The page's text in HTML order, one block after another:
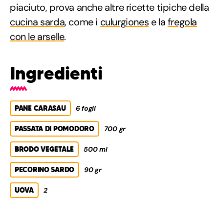
piaciuto, prova anche altre ricette tipiche della
cucina sarda, come i culurgiones e lafregola
con le arselle.
Ingredienti
PANE CARASAU 6 fogli
PASSATA DI POMODORO 700 gr
BRODO VEGETALE 500 ml
PECORINO SARDO 90 gr
UOVA 2